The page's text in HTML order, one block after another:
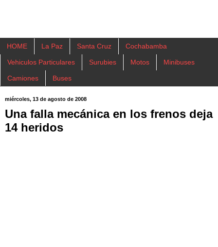
HOME La Paz Santa Cruz Cochabamba
Vehiculos Particulares Surubies Motos Minibuses
Camiones Buses
miércoles, 13 de agosto de 2008
Una falla mecánica en los frenos deja
14 heridos